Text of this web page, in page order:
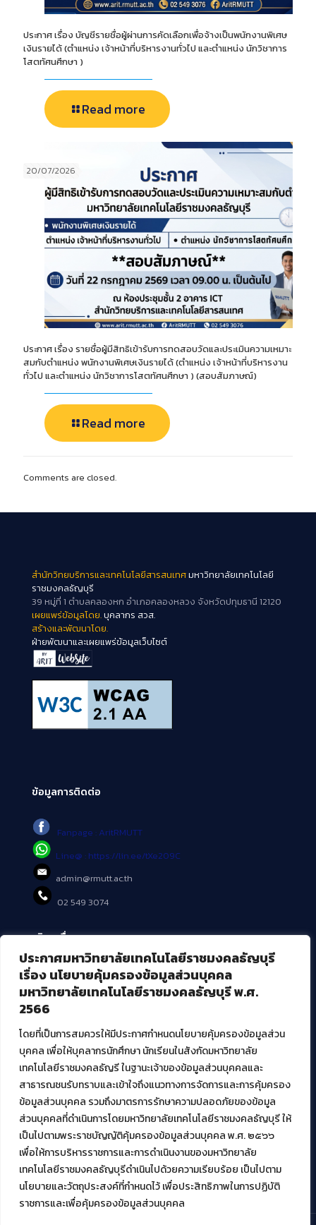
ประกาศมหาวิทยาลัยเทคโนโลยีราชมงคลธัญบุรี
เรื่อง นโยบายคุ้มครองข้อมูลส่วนบุคคล
มหาวิทยาลัยเทคโนโลยีราชมงคลธัญบุรี พ.ศ.
2566
โดยที่เป็นการสมควรให้มีประกาศกำหนดนโยบายคุ้มครองข้อมูลส่วน
บุคคล เพื่อให้บุคลากรนักศึกษา นักเรียนในสังกัดมหาวิทยาลัย
เทคโนโลยีราชมงคลธัญรี ในฐานะเจ้าของข้อมูลส่วนบุคคลและ
สาธารณชนรับทราบและเข้าใจถึงแนวทางการจัดการและการคุ้มครอง
ข้อมูลส่วนบุคคล รวมถึงมาตรการรักษาความปลอดภัยของข้อมูล
ส่วนบุคคลที่ดำเนินการโดยมหาวิทยาลัยเทคโนโลยีราชมงคลธัญบุรี ให้
เป็นไปตามพระราชบัญญัติคุ้มครองข้อมูลส่วนบุคคล พ.ศ. ๒๕๖๖
เพื่อให้การบริหารราชการและการดำเนินงานของมหาวิทยาลัย
เทคโนโลยีราชมงคลธัญบุรีดำเนินไปด้วยความเรียบร้อย เป็นไปตาม
นโยบายและวัตถุประสงค์ที่กำหนดไว้ เพื่อประสิทธิภาพในการปฏิบัติ
ราชการและเพื่อคุ้มครองข้อมูลส่วนบุคคล
ประกาศ เรื่อง บัญชีรายชื่อผู้ผ่านการคัดเลือกเพื่อจ้างเป็นพนักงานพิเศษ
เงินรายได้ (ตำแหน่ง เจ้าหน้าที่บริหารงานทั่วไป และตำแหน่ง นักวิชาการ
โสตทัศนศึกษา )
Read more
20/07/2026
ประกาศ เรื่อง รายชื่อผู้มีสิทธิเข้ารับการทดสอบวัดและประเมินความเหมาะ
สมกับตำแหน่ง พนักงานพิเศษเงินรายได้ (ตำแหน่ง เจ้าหน้าที่บริหารงาน
ทั่วไป และตำแหน่ง นักวิชาการโสตทัศนศึกษา ) (สอบสัมภาษณ์)
Read more
Comments are closed.
สำนักวิทยบริการและเทคโนโลยีสารสนเทศมหาวิทยาลัยเทคโนโลยี
ราชมงคลธัญบุรี
39 หมู่ที่ 1 ตำบลคลองหก อำเภอคลองหลวง จังหวัดปทุมธานี 12120
เผยแพร่ข้อมูลโดย.บุคลากร สวส.
สร้างและพัฒนาโดย.
ฝ่ายพัฒนาและเผยแพร่ข้อมูลเว็บไซต์
ข้อมูลการติดต่อ
Fanpage : AritRMUTT
Line@ : https://lin.ee/tXe209C
admin@rmutt.ac.th
02 549 3074
บริการอื่นๆ ของ สวส.
ศูนย์สื่อดิจิทัล
ศูนย์นวัตกรรมและความรู้
ศูนย์พัฒนาและบริการนวัตกรรมดิจิทัล
สมัยใหม่ (MoSeC)
งานบริการวิชาการให้กับหน่วยงานภายนอก
โครงการส่งเสริมและพัฒนาผู้ประกอบการ SME โดย. มทร.ธัญบุรี
กิจกรรมการเชื่อมโยงเครือข่ายผู้ให้บริการเครื่องจักรกลทางการ
เกษตร ภายใต้โครงการส่งเสริมการรแปรรูปสินค้าเกษตรระดับชุมชน
กรมส่งเสริมอุตสาหกรรม
โครงการยกระดับเศรษฐกิจและสังคมรายตำบลแบบบูรณาการ (1
ตำบล 1 มหาวิทยาลัย)